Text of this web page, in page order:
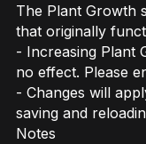
The Plant Growth
that originally
- Increasing Plant
no effect. Please
- Changes will
saving and
Notes